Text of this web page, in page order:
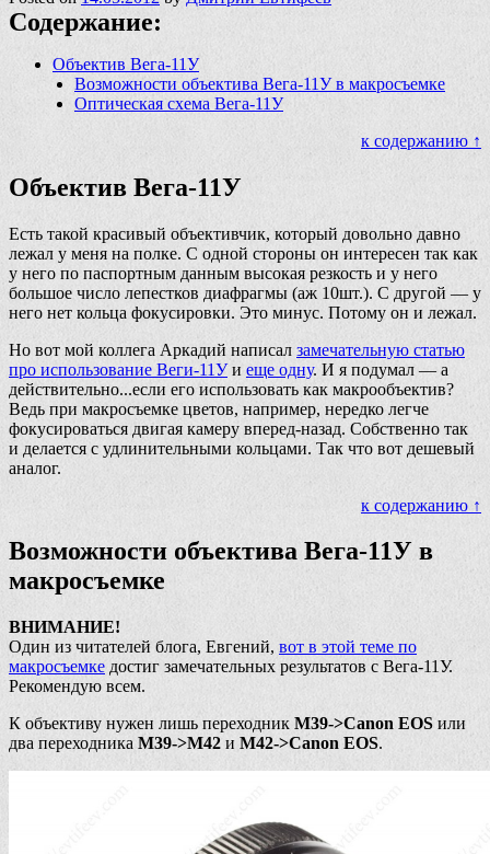
Содержание:
Объектив Вега-11У
Возможности объектива Вега-11У в макросъемке
Оптическая схема Вега-11У
к содержанию ↑
Объектив Вега-11У
Есть такой красивый объективчик, который довольно давно
лежал у меня на полке. С одной стороны он интересен так как
у него по паспортным данным высокая резкость и у него
большое число лепестков диафрагмы (аж 10шт.). С другой — у
него нет кольца фокусировки. Это минус. Потому он и лежал.
Но вот мой коллега Аркадий написал замечательную статью
про использование Веги-11Уи еще одну. И я подумал — а
действительно...если его использовать как макрообъектив?
Ведь при макросъемке цветов, например, нередко легче
фокусироваться двигая камеру вперед-назад. Собственно так
и делается с удлинительными кольцами. Так что вот дешевый
аналог.
к содержанию ↑
Возможности объектива Вега-11У в
макросъемке
ВНИМАНИЕ!
Один из читателей блога, Евгений, вот в этой теме по
макросъемке достиг замечательных результатов с Вега-11У.
Рекомендую всем.
К объективу нужен лишь переходник М39->Canon EOS или
два переходника M39->M42 и M42->Canon EOS.